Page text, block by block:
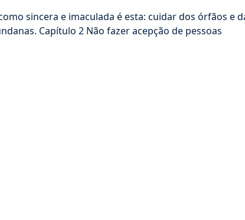
sincera e imaculada é esta: cuidar dos órfãos e
Capítulo 2 Não fazer acepção de pessoas